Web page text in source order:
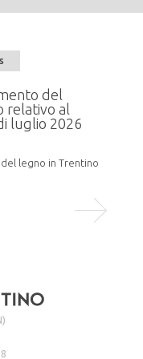
del
relativo al
luglio 2026
legno in Trentino